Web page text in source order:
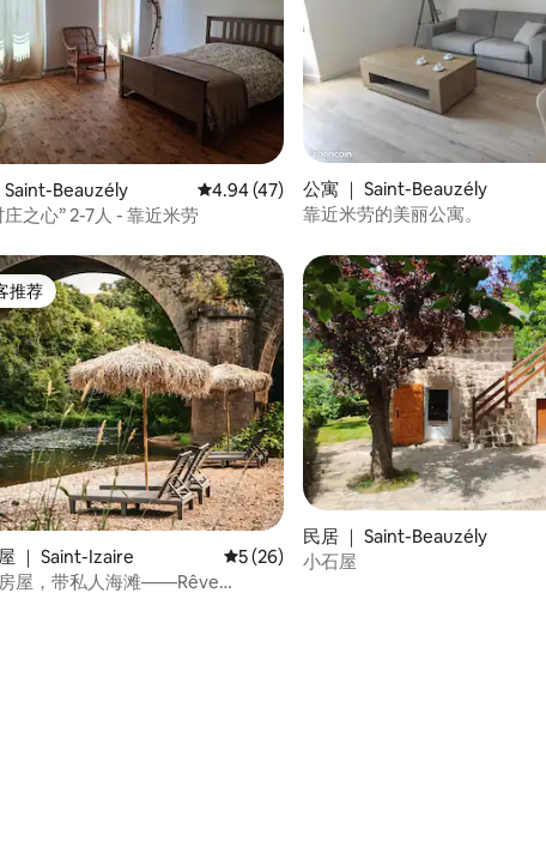
分 5 分），共 5 条评价
Saint-Beauzély 平均评分 4.94 分（满分 5 分），共 47 条评价
4.94 (47)
庄之心” 2-7人 - 靠近米劳
公寓 ｜ Saint-Beauzély
靠近米劳的美丽公寓。
5 分），共 20 条评价
房客推荐」
推荐
｜ Saint-Izaire 平均评分 5 分（满分 5 分），共 26 条评价
5 (26)
屋，带私人海滩——Rêve
民居 ｜ Saint-Beauzély
小石屋